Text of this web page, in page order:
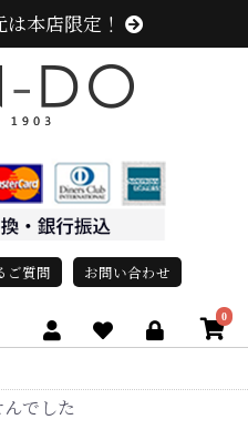
本店限定！
ご質問 お問い合わせ
0
でした